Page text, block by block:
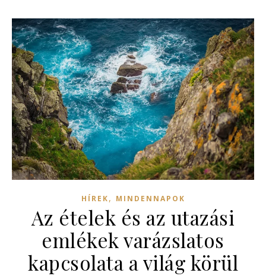
HÍREK, MINDENNAPOK
Az ételek és az utazási
emlékek varázslatos
kapcsolata a világ körül